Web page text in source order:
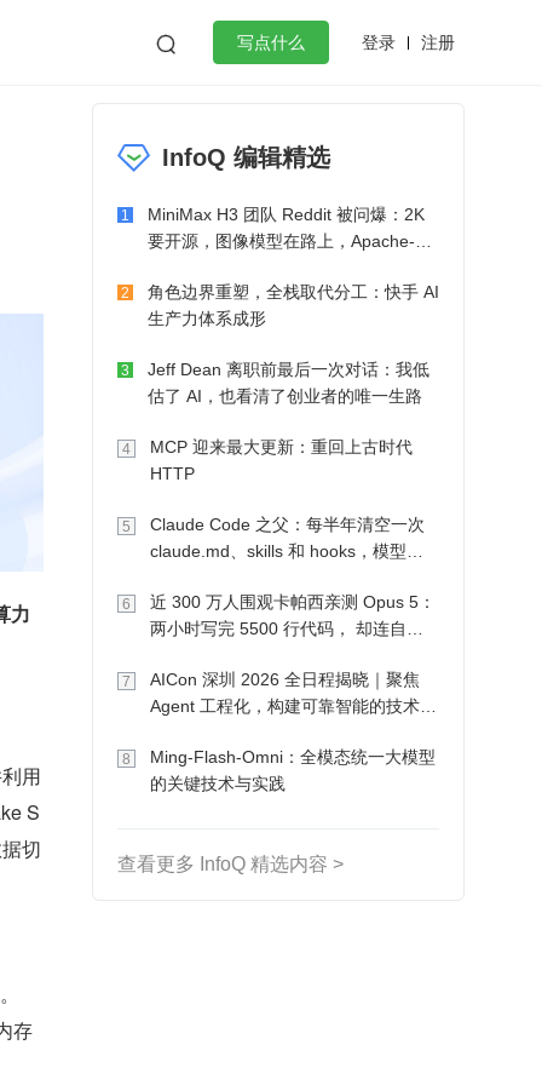
 写点什么 登录 注册
微服务架构 flutter
力
用
S
切
存
InfoQ 编辑精选
1
MiniMax H3 团队 Reddit 被问爆：2K
要开源，图像模型在路上，Apache-2.0
2
角色边界重塑，全栈取代分工：快手 AI
生产力体系成形
3
Jeff Dean 离职前最后一次对话：我低
估了 AI，也看清了创业者的唯一生路
4
MCP 迎来最大更新：重回上古时代
HTTP
5
Claude Code 之父：每半年清空一次
claude.md、skills 和 hooks，模型自
6
近 300 万人围观卡帕西亲测 Opus 5：
两小时写完 5500 行代码， 却连自己
7
AICon 深圳 2026 全日程揭晓｜聚焦
Agent 工程化，构建可靠智能的技术路
8
Ming-Flash-Omni：全模态统一大模型
的关键技术与实践
查看更多 InfoQ 精选内容 >